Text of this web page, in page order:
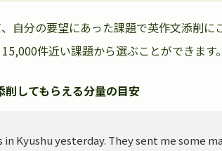
自分の要望にあった課題で英作文添削に
件近い課題から選ぶことができます
してもらえる分量の目安
Kyushu yesterday. They sent me some